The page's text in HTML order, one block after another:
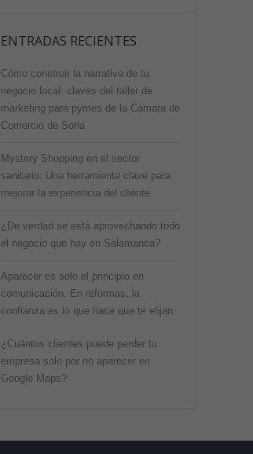
ENTRADAS RECIENTES
Cómo construir la narrativa de tu
negocio local: claves del taller de
marketing para pymes de la Cámara de
Comercio de Soria
Mystery Shopping en el sector
sanitario: Una herramienta clave para
mejorar la experiencia del cliente
¿De verdad se está aprovechando todo
el negocio que hay en Salamanca?
Aparecer es solo el principio en
comunicación. En reformas, la
confianza es lo que hace que te elijan.
¿Cuántos clientes puede perder tu
empresa solo por no aparecer en
Google Maps?